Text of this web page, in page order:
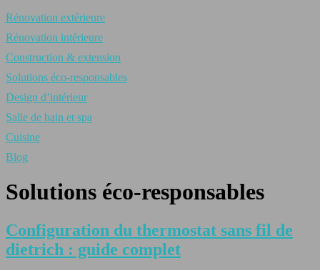
Rénovation extérieure
Rénovation intérieure
Construction & extension
Solutions éco-responsables
Design d’intérieur
Salle de bain et spa
Cuisine
Blog
Solutions éco-responsables
Configuration du thermostat sans fil de
dietrich : guide complet